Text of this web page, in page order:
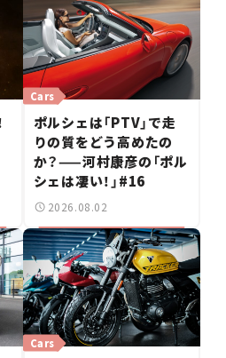
ポルシェは「PTV」で走
りの質をどう高めたの
か？——河村康彦の「ポル
シェは凄い！」#16
Cars
2026.08.02
Cars